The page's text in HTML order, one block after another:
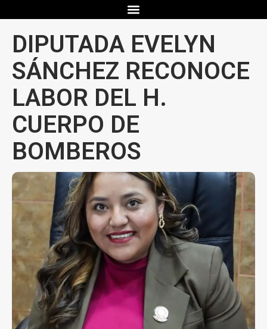
DIPUTADA EVELYN
SÁNCHEZ RECONOCE
LABOR DEL H.
CUERPO DE
BOMBEROS